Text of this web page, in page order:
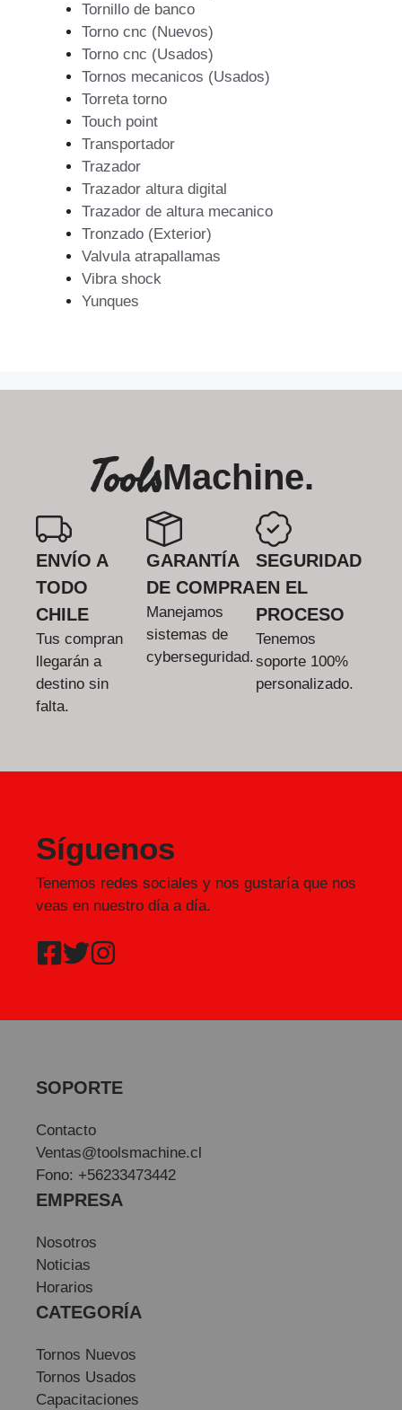
Tornillo de banco
Torno cnc (Nuevos)
Torno cnc (Usados)
Tornos mecanicos (Usados)
Torreta torno
Touch point
Transportador
Trazador
Trazador altura digital
Trazador de altura mecanico
Tronzado (Exterior)
Valvula atrapallamas
Vibra shock
Yunques
ToolsMachine.
ENVÍO A
TODO
CHILE
Tus compran
llegarán a
destino sin
falta.
GARANTÍA
DE COMPRA
Manejamos
sistemas de
cyberseguridad.
SEGURIDAD
EN EL
PROCESO
Tenemos
soporte 100%
personalizado.
Síguenos
Tenemos redes sociales y nos gustaría que nos
veas en nuestro día a día.
SOPORTE
Contacto
Ventas@toolsmachine.cl
Fono: +56233473442
EMPRESA
Nosotros
Noticias
Horarios
CATEGORÍA
Tornos Nuevos
Tornos Usados
Capacitaciones